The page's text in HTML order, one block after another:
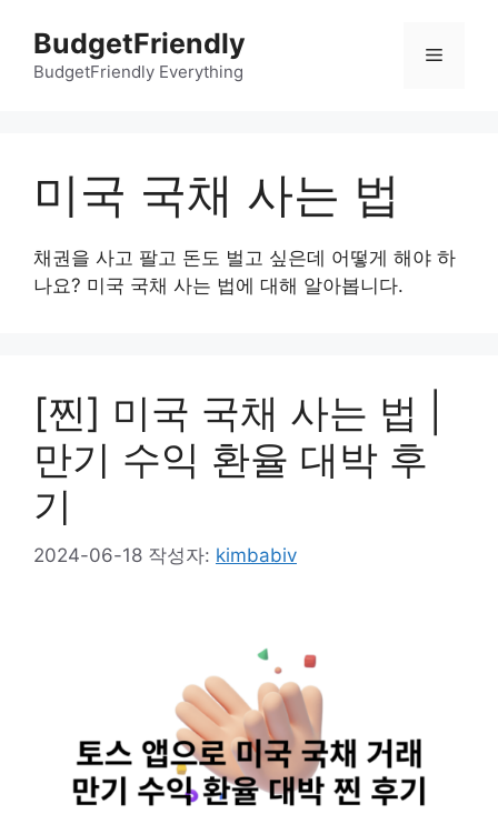
BudgetFriendly
BudgetFriendly Everything
메
미국 국채 사는 법
채권을 사고 팔고 돈도 벌고 싶은데 어떻게 해야 하
나요? 미국 국채 사는 법에 대해 알아봅니다.
[찐] 미국 국채 사는 법 |
만기 수익 환율 대박 후
기
2024-06-18 작성자: kimbabiv